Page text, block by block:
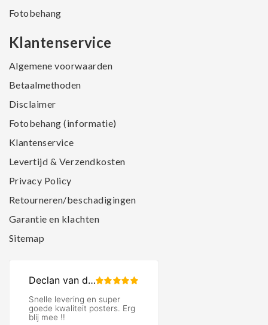
Fotobehang
Klantenservice
Algemene voorwaarden
Betaalmethoden
Disclaimer
Fotobehang (informatie)
Klantenservice
Levertijd & Verzendkosten
Privacy Policy
Retourneren/beschadigingen
Garantie en klachten
Sitemap